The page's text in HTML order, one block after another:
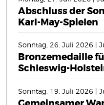
Abschluss der
Karl-May-Spielen
Sonntag, 26. Juli 2026 |
Bronzemedaille
Schleswig-
Sonntag, 19. Juli 2026 |